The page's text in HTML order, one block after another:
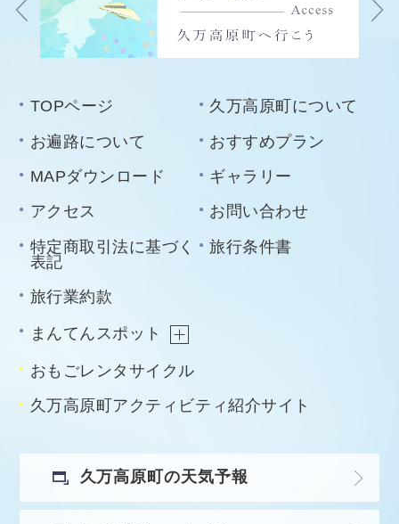
TOPページ
久万高原町について
お遍路について
おすすめプラン
MAPダウンロード
ギャラリー
アクセス
お問い合わせ
特定商取引法に基づく
表記
旅行条件書
旅行業約款
まんてんスポット
おもごレンタサイクル
久万高原町アクティビティ紹介サイト
久万高原町の天気予報